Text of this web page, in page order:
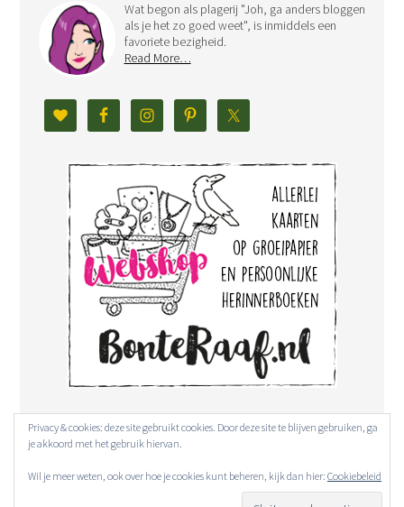
Wat begon als plagerij "Joh, ga anders bloggen
als je het zo goed weet", is inmiddels een
favoriete bezigheid.
Read More…
Privacy & cookies: deze site gebruikt cookies. Door deze site te blijven gebruiken, ga
je akkoord met het gebruik hiervan.
Wil je meer weten, ook over hoe je cookies kunt beheren, kijk dan hier: Cookiebeleid